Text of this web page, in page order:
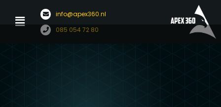
info@apex360.nl
085 054 72 80
Menu